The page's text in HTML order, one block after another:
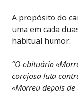
A propósito do
uma em cada
habitual humor:
“O obituário
corajosa luta
«Morreu depois